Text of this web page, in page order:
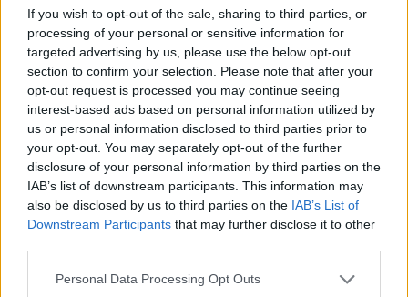
If you wish to opt-out of the sale, sharing to third parties, or
processing of your personal or sensitive information for
targeted advertising by us, please use the below opt-out
section to confirm your selection. Please note that after your
opt-out request is processed you may continue seeing
interest-based ads based on personal information utilized by
us or personal information disclosed to third parties prior to
your opt-out. You may separately opt-out of the further
disclosure of your personal information by third parties on the
IAB’s list of downstream participants. This information may
also be disclosed by us to third parties on the IAB’s List of
Downstream Participants that may further disclose it to other
Please note that this website/app uses one or more Google
Personal Data Processing Opt Outs
υπογράμμισε ότι ο ευρωπαϊκός τομέας ανακύκλωσης
αντιμετωπίζει αυξανόμενες λειτουργικές πιέσεις και η
επισημοποίηση των κανόνων προσφέρει την ασφάλεια
που απαιτεί η βιομηχανία για να επενδύσει στην
καινοτομία. Η νέα Εκτελεστική Πράξη της ΕΕ
εγγυάται τη διαφάνεια σε ολόκληρη την εφοδιαστική
αλυσίδα, αποτρέποντας φαινόμενα «greenwashing»
(οικολογικής παραπλάνησης) και διασφαλίζοντας
ισότιμους όρους ανταγωνισμού για το σύνολο των
επιχειρήσεων.
τεχνικές διαφορές